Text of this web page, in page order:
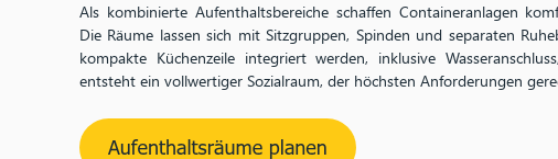
Als kombinierte Aufenthaltsbereiche schaffen Containeranlagen
Die Räume lassen sich mit Sitzgruppen, Spinden und separaten
kompakte Küchenzeile integriert werden, inklusive
entsteht ein vollwertiger Sozialraum, der höchsten Anforderungen